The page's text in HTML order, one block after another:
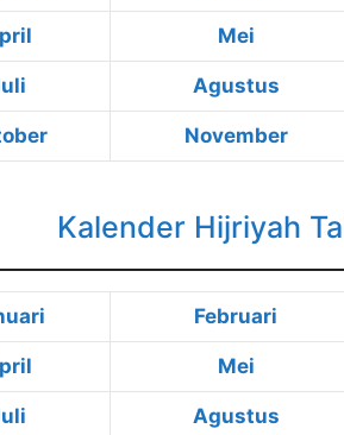
Mei
Agustus
November
Kalender Hijriyah
Februari
Mei
Agustus